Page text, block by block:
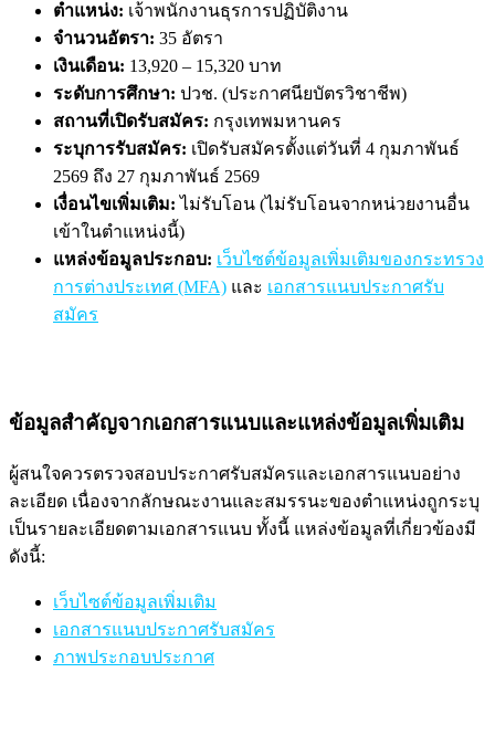
ตำแหน่ง: เจ้าพนักงานธุรการปฏิบัติงาน
จำนวนอัตรา: 35 อัตรา
เงินเดือน: 13,920 – 15,320 บาท
ระดับการศึกษา: ปวช. (ประกาศนียบัตรวิชาชีพ)
สถานที่เปิดรับสมัคร: กรุงเทพมหานคร
ระบุการรับสมัคร: เปิดรับสมัครตั้งแต่วันที่ 4 กุมภาพันธ์
2569 ถึง 27 กุมภาพันธ์ 2569
เงื่อนไขเพิ่มเติม: ไม่รับโอน (ไม่รับโอนจากหน่วยงานอื่น
เข้าในตำแหน่งนี้)
แหล่งข้อมูลประกอบ: เว็บไซต์ข้อมูลเพิ่มเติมของกระทรวง
การต่างประเทศ (MFA) และ เอกสารแนบประกาศรับ
สมัคร
ข้อมูลสำคัญจากเอกสารแนบและแหล่งข้อมูลเพิ่มเติม
ผู้สนใจควรตรวจสอบประกาศรับสมัครและเอกสารแนบอย่าง
ละเอียด เนื่องจากลักษณะงานและสมรรนะของตำแหน่งถูกระบุ
เป็นรายละเอียดตามเอกสารแนบ ทั้งนี้ แหล่งข้อมูลที่เกี่ยวข้องมี
ดังนี้:
เว็บไซต์ข้อมูลเพิ่มเติม
เอกสารแนบประกาศรับสมัคร
ภาพประกอบประกาศ